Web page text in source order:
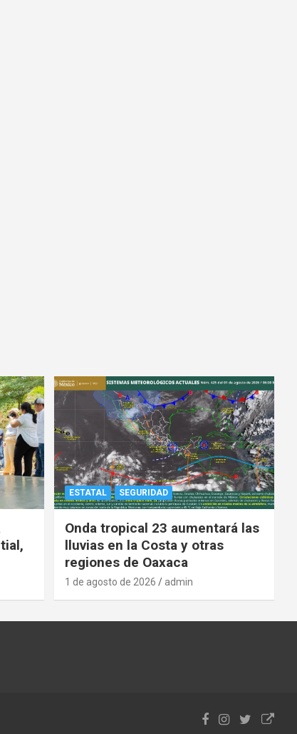
ESTATAL SEGURIDAD
Onda tropical 23 aumentará las
lluvias en la Costa y otras
regiones de Oaxaca
1 de agosto de 2026 admin